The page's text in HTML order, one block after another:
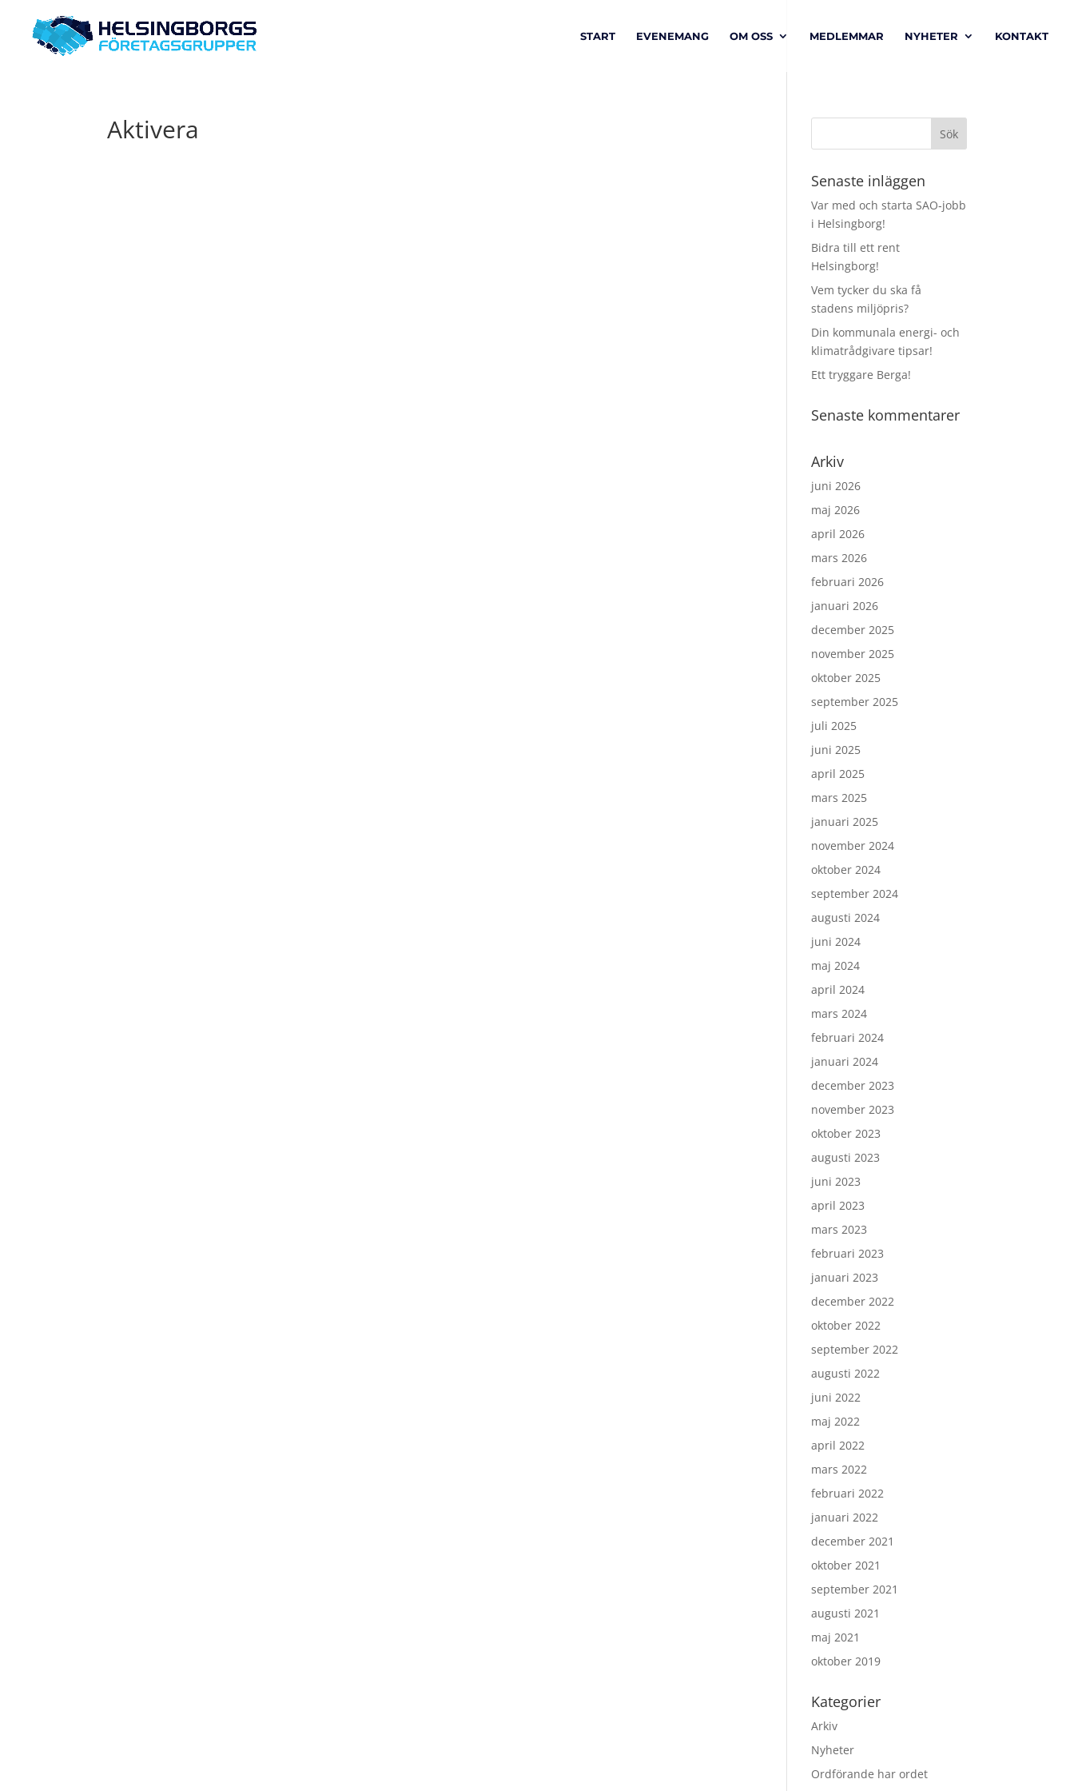
START EVENEMANG OM OSS MEDLEMMAR NYHETER KONTAKT
Aktivera
Senaste inläggen
Var med och starta SAO‑jobb
i Helsingborg!
Bidra till ett rent
Helsingborg!
Vem tycker du ska få
stadens miljöpris?
Din kommunala energi- och
klimatrådgivare tipsar!
Ett tryggare Berga!
Senaste kommentarer
Arkiv
juni 2026
maj 2026
april 2026
mars 2026
februari 2026
januari 2026
december 2025
november 2025
oktober 2025
september 2025
juli 2025
juni 2025
april 2025
mars 2025
januari 2025
november 2024
oktober 2024
september 2024
augusti 2024
juni 2024
maj 2024
april 2024
mars 2024
februari 2024
januari 2024
december 2023
november 2023
oktober 2023
augusti 2023
juni 2023
april 2023
mars 2023
februari 2023
januari 2023
december 2022
oktober 2022
september 2022
augusti 2022
juni 2022
maj 2022
april 2022
mars 2022
februari 2022
januari 2022
december 2021
oktober 2021
september 2021
augusti 2021
maj 2021
oktober 2019
Kategorier
Arkiv
Nyheter
Ordförande har ordet